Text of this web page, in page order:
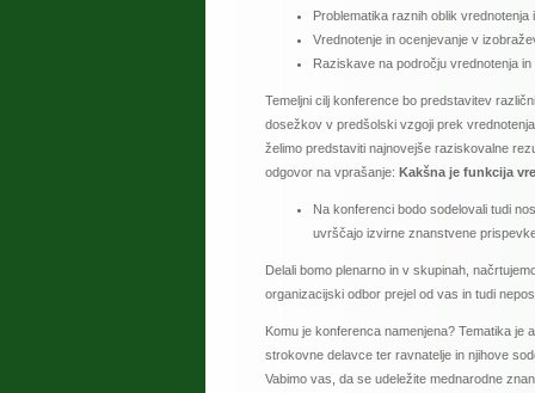
Problematika raznih oblik
Vrednotenje in ocenjevanje v
Raziskave na področju vrednotenja
Temeljni cilj konference bo predstavitev
dosežkov v predšolski vzgoji prek
želimo predstaviti najnovejše raziskovalne
odgovor na vprašanje: Kakšna je funkcija
Na konferenci bodo sodelovali tudi
uvrščajo izvirne znanstvene
Delali bomo plenarno in v skupinah,
organizacijski odbor prejel od vas in tudi
Komu je konferenca namenjena? Tematika
strokovne delavce ter ravnatelje in njihove
Vabimo vas, da se udeležite mednarodne